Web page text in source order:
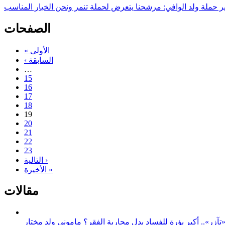
حملة ولد الوافي: مرشحنا يتعرض لحملة تنمر ونحن الخيار المناسب
الصفحات
« الأولى
‹ السابقة
…
15
16
17
18
19
20
21
22
23
التالية ›
الأخيرة »
مقالات
أكبر بؤرة للفساد بدل محاربة الفقر؟ مامونى ولد مختار